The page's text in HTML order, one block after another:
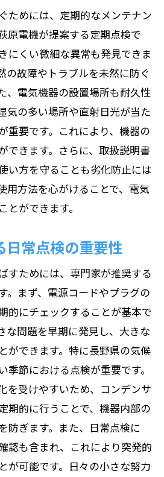
ためには、定期的なメンテナン
原電機が提案する定期点検で
にくい微細な異常も発見できま
の故障やトラブルを未然に防ぐ
、電気機器の設置場所も耐久性
気の多い場所や直射日光が当た
重要です。これにより、機器の
できます。さらに、取扱説明書
い方を守ることも劣化防止には
用方法を心がけることで、電気
ができます。
日常点検の重要性
すためには、専門家が推奨する
。まず、電源コードやプラグの
的にチェックすることが基本で
な問題を早期に発見し、大きな
ができます。特に長野県の気候
季節における点検が重要です。
を受けやすいため、コンデンサ
期的に行うことで、機器内部の
防ぎます。また、日常点検に
認も含まれ、これにより突発的
が可能です。日々の小さな努力